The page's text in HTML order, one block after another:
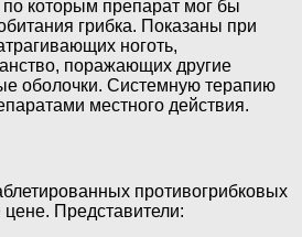
которым препарат мог бы
грибка. Показаны при
ноготь,
поражающих другие
оболочки. Системную терапию
местного действия.
противогрибковых
Представители: